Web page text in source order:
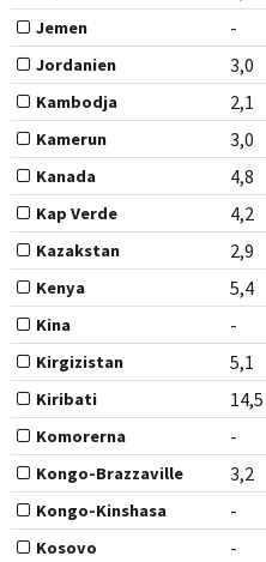
Jemen -
Jordanien 3,0
Kambodja 2,1
Kamerun 3,0
Kanada 4,8
Kap Verde 4,2
Kazakstan 2,9
Kenya 5,4
Kina -
Kirgizistan 5,1
Kiribati 14,5
Komorerna -
Kongo-Brazzaville 3,2
Kongo-Kinshasa -
Kosovo -